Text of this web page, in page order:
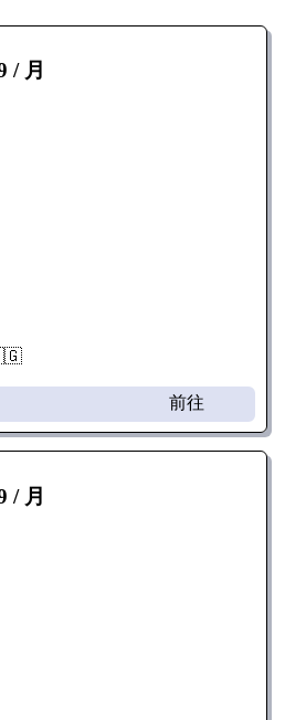
/ 月
前往
/ 月